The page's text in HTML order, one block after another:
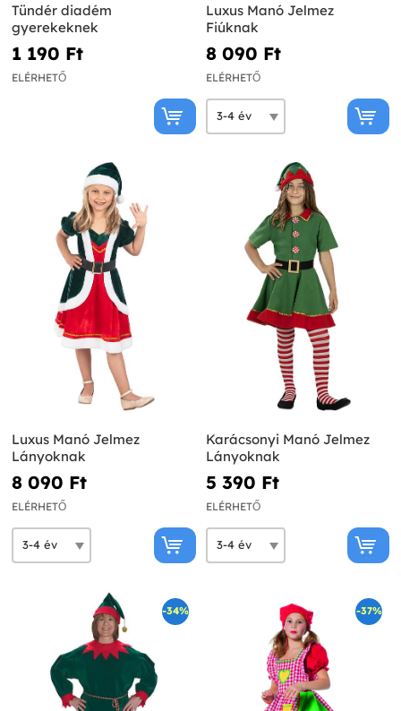
Tündér diadém
gyerekeknek
1 190 Ft‎
ELÉRHETŐ
Luxus Manó Jelmez
Fiúknak
8 090 Ft‎
ELÉRHETŐ
Luxus Manó Jelmez
Lányoknak
8 090 Ft‎
ELÉRHETŐ
Karácsonyi Manó Jelmez
Lányoknak
5 390 Ft‎
ELÉRHETŐ
-34% -37%